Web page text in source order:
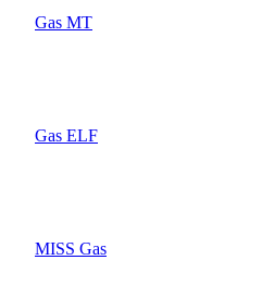
Gas MT
Gas ELF
MISS Gas